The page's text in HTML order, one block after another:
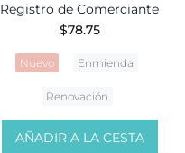
Registro de Comerciante
$78.75
Nuevo Enmienda
Renovación
AÑADIR A LA CESTA